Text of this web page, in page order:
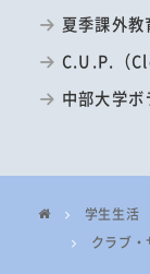
夏季課外
C.U.P.（
中部大学
学生生活
クラブ・